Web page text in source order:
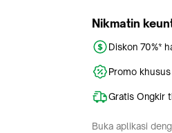
Nikmatin
Diskon 70%*
Promo
Gratis Ongkir
Buka aplikasi